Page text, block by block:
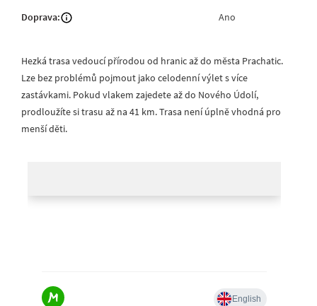
Doprava: Ano
Hezká trasa vedoucí přírodou od hranic až do města Prachatic.
Lze bez problémů pojmout jako celodenní výlet s více
zastávkami. Pokud vlakem zajedete až do Nového Údolí,
prodloužíte si trasu až na 41 km. Trasa není úplně vhodná pro
menší děti.